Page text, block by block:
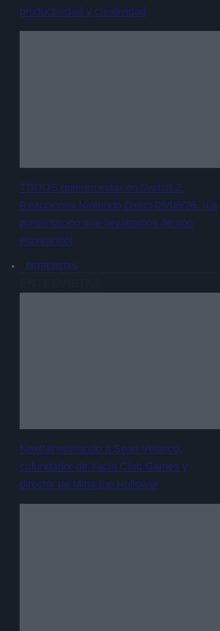
productividad y creatividad
TODOS quieren estar en Switch 2.
Reacciones Nintendo Direct 09/06/26. ¡La
presentación que llevábamos tiempo
esperando!
ENTREVISTAS
NextNtrevistando a Sean Velasco,
cofundador de Yacht Club Games y
director de Mina the Hollower